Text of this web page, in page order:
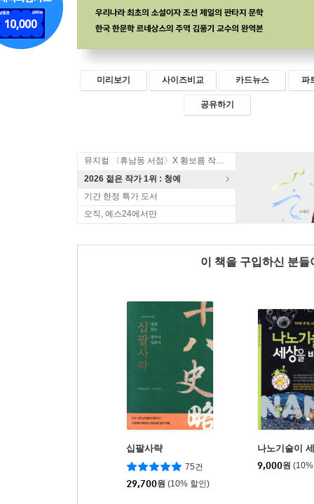
미리보기 사이즈비교 카드뉴스 파
공유하기
뮤지컬 〈휴남동 서점〉X 황보름 작가 북토크
2026 젊은 작가 1위 : 청예
기간 한정 특가 도서
오직, 예스24에서만
이 책을 구입하신 분
십팔사략
75건
29,700원 (10% 할인)
나노기술이
9,000원